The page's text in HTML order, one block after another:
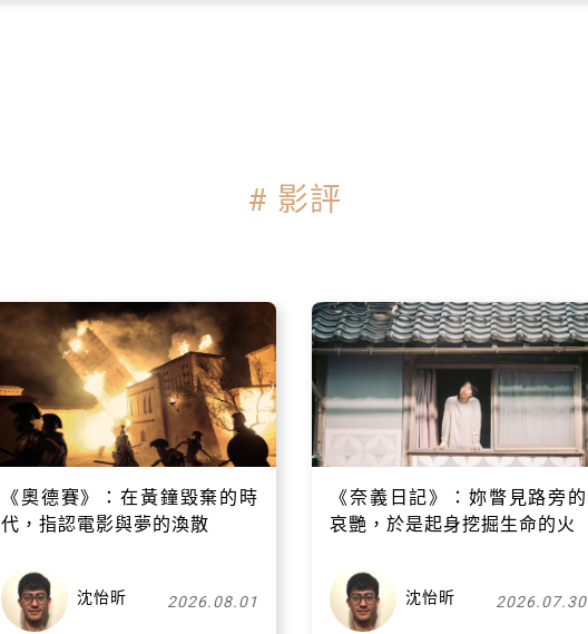
# 影評
《奧德賽》：在黃鐘毀棄的時
代，指認電影與夢的渙散
沈怡昕 2026.08.01
《奈義日記》：妳瞥見路旁的
哀艷，於是起身挖掘生命的火
沈怡昕 2026.07.30